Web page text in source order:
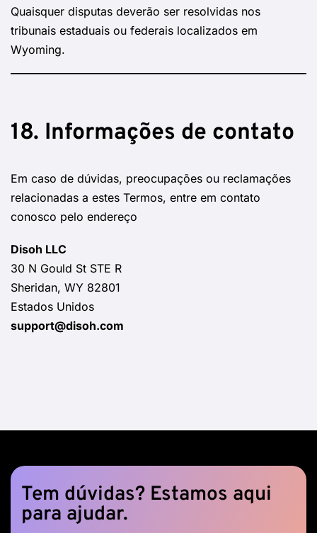
Quaisquer disputas deverão ser resolvidas nos
tribunais estaduais ou federais localizados em
Wyoming.
18. Informações de contato
Em caso de dúvidas, preocupações ou reclamações
relacionadas a estes Termos, entre em contato
conosco pelo endereço
Disoh LLC
30 N Gould St STE R
Sheridan, WY 82801
Estados Unidos
support@disoh.com
Tem dúvidas? Estamos aqui
para ajudar.